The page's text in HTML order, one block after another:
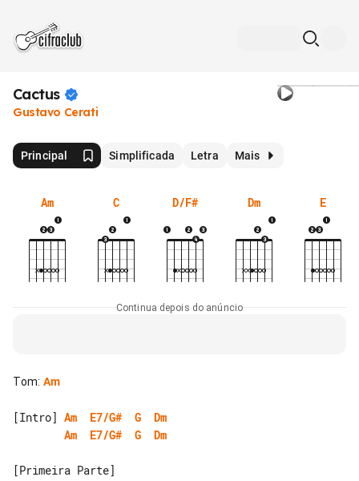
Cactus
Gustavo Cerati
Principal Simplificada Letra Mais
Am C D/F# Dm E
Continua depois do anúncio
Tom: Am
[Intro] Am E7/G# G
Dm
Am
E7/G# G Dm
[Primeira Parte]